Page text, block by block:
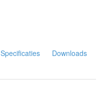
Specificaties
Downloads